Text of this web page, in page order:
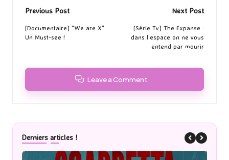
Post
navigation
Previous Post
[Documentaire] “We are X”
Un Must-see !
Next Post
[Série Tv] The Expanse :
dans l’espace on ne vous
entend par mourir
Leave a Comment
Derniers articles !